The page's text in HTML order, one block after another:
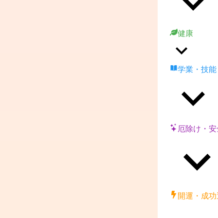
健康
学業・技能
厄除け・
開運・成